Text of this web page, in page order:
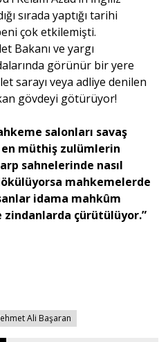
sırada yaptığı tarihi
çok etkilemişti.
Bakanı ve yargı
görünür bir yere
sarayı veya adliye denilen
gövdeyi götürüyor!
salonları savaş
en müthiş zulümlerin
sahnelerinde nasıl
mahkemelerde
idama mahkûm
çürütülüyor.”
Ali Başaran